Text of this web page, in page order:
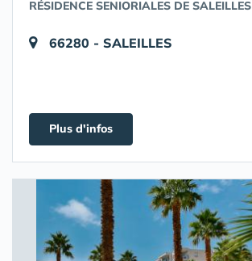
RÉSIDENCE SENIORIALES DE SALEILLES
66280 - SALEILLES
Plus d'infos